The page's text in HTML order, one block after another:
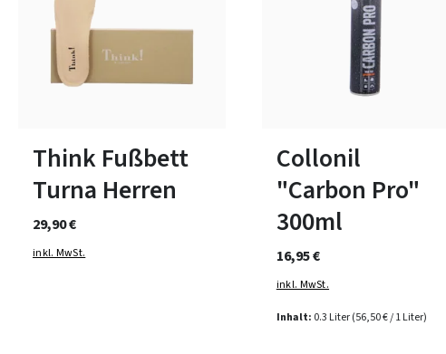
Think Fußbett
Turna Herren
29,90 €
inkl. MwSt.
Collonil
"Carbon Pro"
300ml
Inhalt: 0.3 Liter(56,50 € / 1 Liter)
16,95 €
inkl. MwSt.